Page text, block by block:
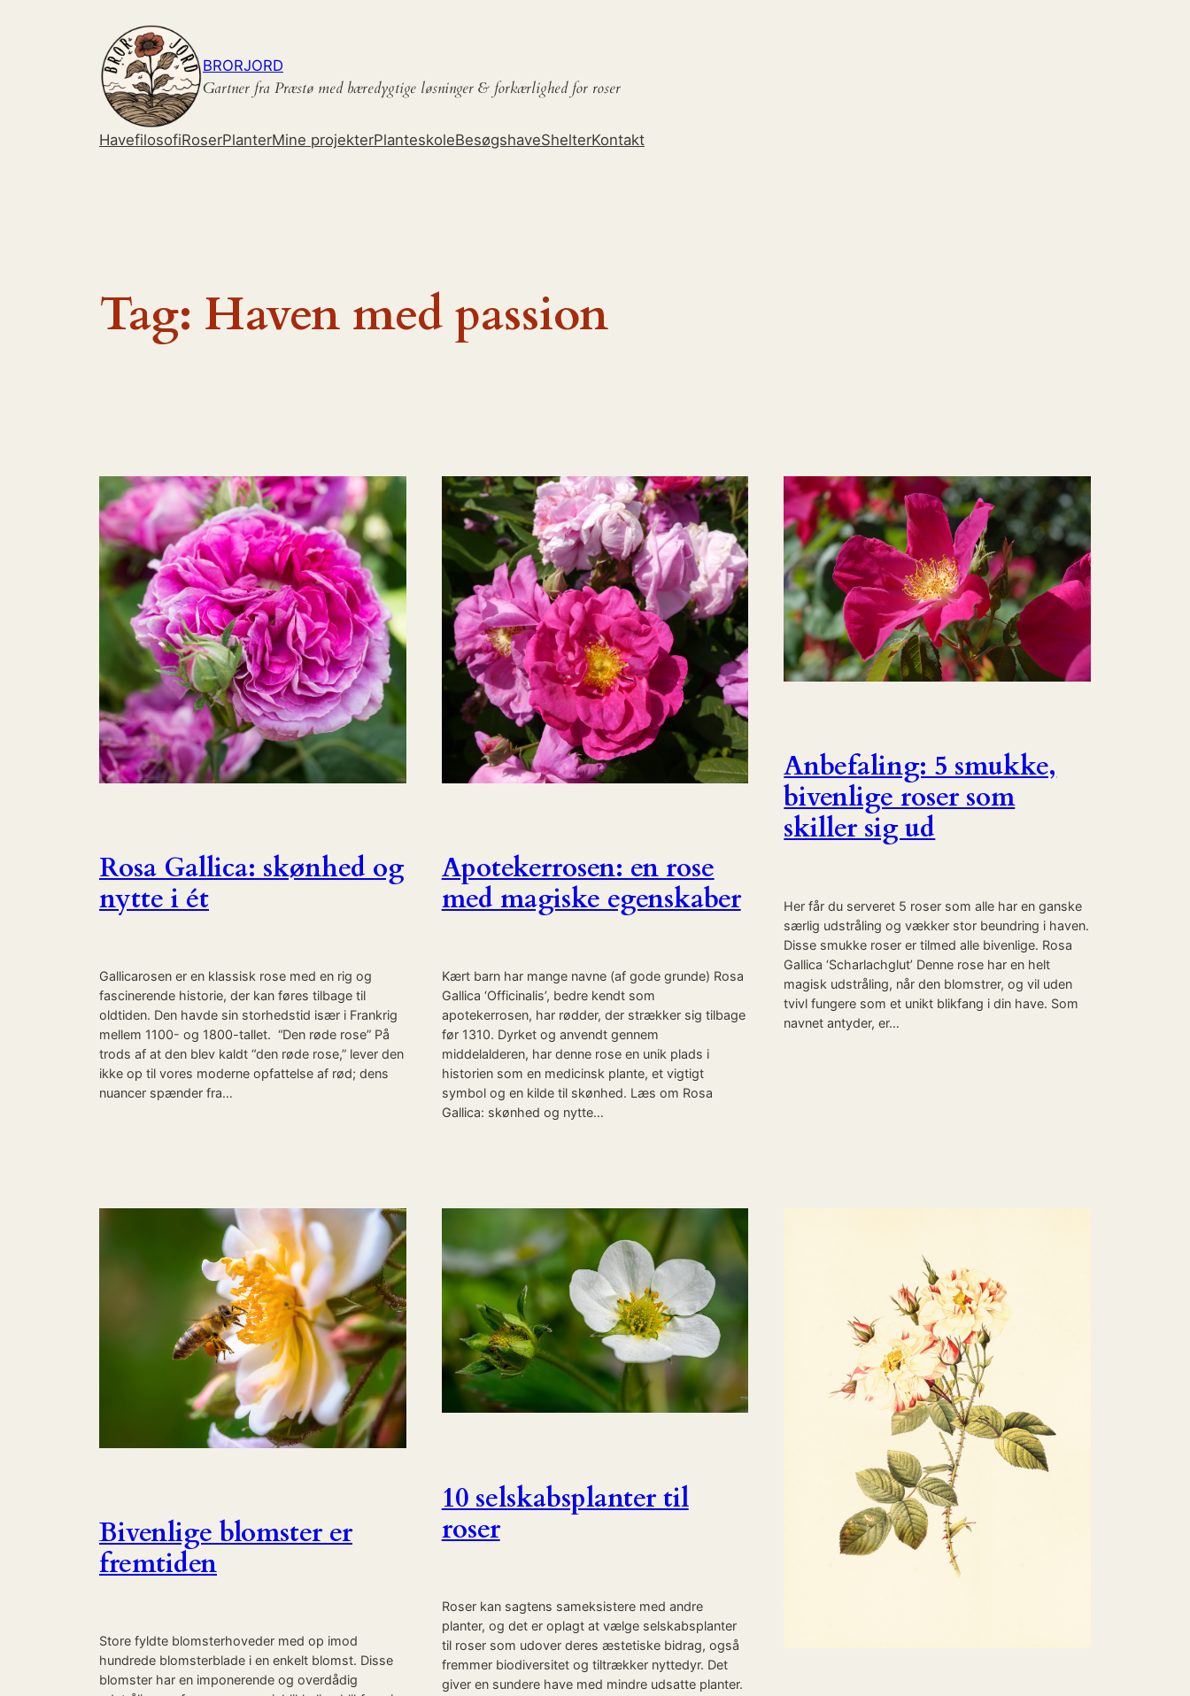
BRORJORD
Gartner fra Præstø med bæredygtige løsninger & forkærlighed for roser
HavefilosofiRoserPlanterMine projekterPlanteskoleBesøgshaveShelterKontakt
Tag: Haven med passion
Rosa Gallica: skønhed og
nytte i ét
Gallicarosen er en klassisk rose med en rig og
fascinerende historie, der kan føres tilbage til
oldtiden. Den havde sin storhedstid især i Frankrig
mellem 1100- og 1800-tallet. “Den røde rose” På
trods af at den blev kaldt “den røde rose,” lever den
ikke op til vores moderne opfattelse af rød; dens
nuancer spænder fra…
Apotekerrosen: en rose
med magiske egenskaber
Kært barn har mange navne (af gode grunde) Rosa
Gallica ‘Officinalis’, bedre kendt som
apotekerrosen, har rødder, der strækker sig tilbage
før 1310. Dyrket og anvendt gennem
middelalderen, har denne rose en unik plads i
historien som en medicinsk plante, et vigtigt
symbol og en kilde til skønhed. Læs om Rosa
Gallica: skønhed og nytte…
Anbefaling: 5 smukke,
bivenlige roser som
skiller sig ud
Her får du serveret 5 roser som alle har en ganske
særlig udstråling og vækker stor beundring i haven.
Disse smukke roser er tilmed alle bivenlige. Rosa
Gallica ‘Scharlachglut’ Denne rose har en helt
magisk udstråling, når den blomstrer, og vil uden
tvivl fungere som et unikt blikfang i din have. Som
navnet antyder, er…
Bivenlige blomster er
fremtiden
Store fyldte blomsterhoveder med op imod
hundrede blomsterblade i en enkelt blomst. Disse
blomster har en imponerende og overdådig
10 selskabsplanter til
roser
Roser kan sagtens sameksistere med andre
planter, og det er oplagt at vælge selskabsplanter
til roser som udover deres æstetiske bidrag, også
fremmer biodiversitet og tiltrækker nyttedyr. Det
giver en sundere have med mindre udsatte planter.